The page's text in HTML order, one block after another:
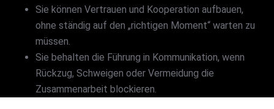
Sie können Vertrauen und Kooperation aufbauen,
ohne ständig auf den „richtigen Moment“ warten zu
müssen.
Sie behalten die Führung in Kommunikation, wenn
Rückzug, Schweigen oder Vermeidung die
Zusammenarbeit blockieren.